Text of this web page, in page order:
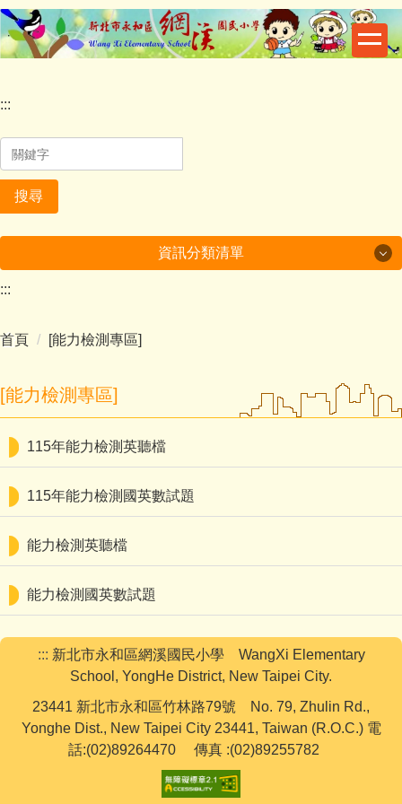
跳
到
主
內
區
:::
搜尋
資訊分類清單
校園資訊
榮譽事項
學生活動
網路資源
教務處
學務處
學籍組
:::
首頁 [能力檢測專區]
[能力檢測專區]
115年能力檢測英聽檔
115年能力檢測國英數試題
能力檢測英聽檔
能力檢測國英數試題
::: 新北市永和區網溪國民小學 WangXi Elementary
School, YongHe District, New Taipei City.
23441 新北市永和區竹林路79號 No. 79, Zhulin Rd.,
Yonghe Dist., New Taipei City 23441, Taiwan (R.O.C.) 電
話:(02)89264470 傳真 :(02)89255782